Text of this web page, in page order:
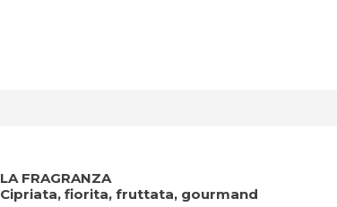
LA FRAGRANZA
Cipriata, fiorita, fruttata, gourmand